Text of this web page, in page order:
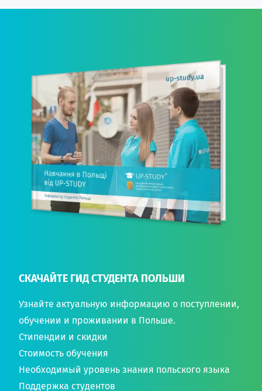
СКАЧАЙТЕ ГИД СТУДЕНТА ПОЛЬШИ
Узнайте актуальную информацию о поступлении,
обучении и проживании в Польше.
Стипендии и скидки
Стоимость обучения
Необходимый уровень знания польского языка
Поддержка студентов